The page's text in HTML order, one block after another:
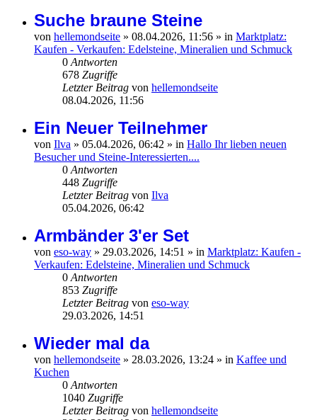
Suche braune Steine
von hellemondseite » 08.04.2026, 11:56 » in Marktplatz:
Kaufen - Verkaufen: Edelsteine, Mineralien und Schmuck
0 Antworten
678 Zugriffe
Letzter Beitrag von hellemondseite
08.04.2026, 11:56
Ein Neuer Teilnehmer
von Ilva » 05.04.2026, 06:42 » in Hallo Ihr lieben neuen
Besucher und Steine-Interessierten....
0 Antworten
448 Zugriffe
Letzter Beitrag von Ilva
05.04.2026, 06:42
Armbänder 3'er Set
von eso-way » 29.03.2026, 14:51 » in Marktplatz: Kaufen -
Verkaufen: Edelsteine, Mineralien und Schmuck
0 Antworten
853 Zugriffe
Letzter Beitrag von eso-way
29.03.2026, 14:51
Wieder mal da
von hellemondseite » 28.03.2026, 13:24 » in Kaffee und
Kuchen
0 Antworten
1040 Zugriffe
Letzter Beitrag von hellemondseite